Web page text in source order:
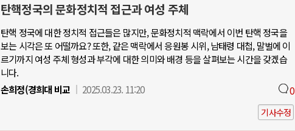
탄핵정국의 문화정치적 접근과 여성 주체
탄핵 정국에 대한 정치적 접근들은 많지만, 문화정치적 맥락에서 이번 탄핵 정국을
보는 시각은 또 어떨까요? 또한, 같은 맥락에서 응원봉 시위, 남태령 대첩, 말벌에 이
르기까지 여성 주체 형성과 부각에 대한 의미와 배경 등을 살펴보는 시간을 갖겠습
니다.
손희정(경희대 비교
2025.03.23. 11:20 0
기사수정